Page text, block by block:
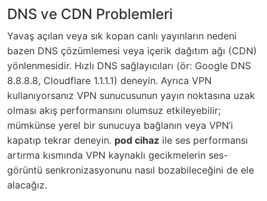
DNS ve CDN Problemleri
Yavaş açılan veya sık kopan canlı yayınların nedeni
bazen DNS çözümlemesi veya içerik dağıtım ağı (CDN)
yönlenmesidir. Hızlı DNS sağlayıcıları (ör: Google DNS
8.8.8.8, Cloudflare 1.1.1.1) deneyin. Ayrıca VPN
kullanıyorsanız VPN sunucusunun yayın noktasına uzak
olması akış performansını olumsuz etkileyebilir;
mümkünse yerel bir sunucuya bağlanın veya VPN’i
kapatıp tekrar deneyin. pod cihaz ile ses performansı
artırma kısmında VPN kaynaklı gecikmelerin ses-
görüntü senkronizasyonunu nasıl bozabileceğini de ele
alacağız.